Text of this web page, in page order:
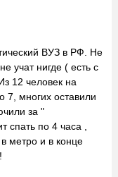
ВУЗ в РФ. Не
учат нигде ( есть с
12 человек на
7, многих оставили
за "
спать по 4 часа ,
метро и в конце